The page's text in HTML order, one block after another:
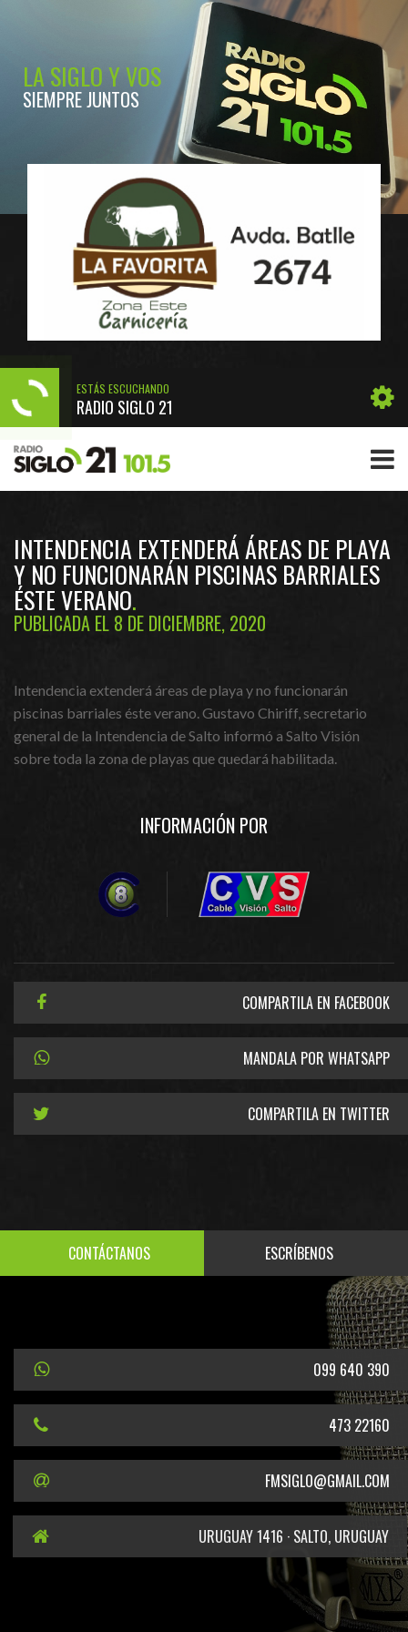
LA SIGLO Y VOS
SIEMPRE JUNTOS
ESTÁS ESCUCHANDO
RADIO SIGLO 21
INTENDENCIA EXTENDERÁ ÁREAS DE PLAYA
Y NO FUNCIONARÁN PISCINAS BARRIALES
ÉSTE VERANO
PUBLICADA EL 8 DE DICIEMBRE, 2020
Intendencia extenderá áreas de playa y no funcionarán
piscinas barriales éste verano. Gustavo Chiriff, secretario
general de la Intendencia de Salto informó a Salto Visión
sobre toda la zona de playas que quedará habilitada.
INFORMACIÓN POR
COMPARTILA EN FACEBOOK
MANDALA POR WHATSAPP
COMPARTILA EN TWITTER
CONTÁCTANOS ESCRÍBENOS
099 640 390
473 22160
FMSIGLO@GMAIL.COM
URUGUAY 1416 · SALTO, URUGUAY